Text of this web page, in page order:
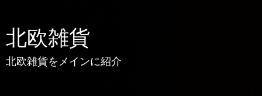
北欧雑貨
北欧雑貨をメインに紹介